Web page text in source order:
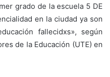
grado de la escuela 5 DE
en la ciudad ya son
fallecidxs», según
de la Educación (UTE) en